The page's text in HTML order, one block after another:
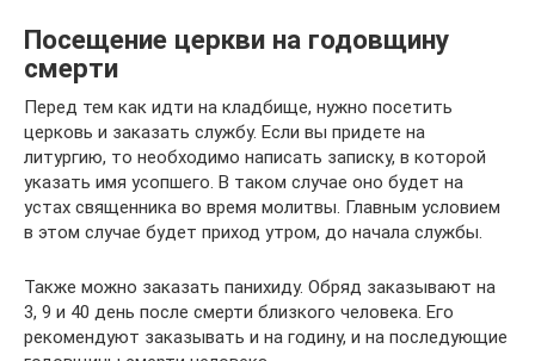
Посещение церкви на годовщину
смерти
Перед тем как идти на кладбище, нужно посетить
церковь и заказать службу. Если вы придете на
литургию, то необходимо написать записку, в которой
указать имя усопшего. В таком случае оно будет на
устах священника во время молитвы. Главным условием
в этом случае будет приход утром, до начала службы.
Также можно заказать панихиду. Обряд заказывают на
3, 9 и 40 день после смерти близкого человека. Его
рекомендуют заказывать и на годину, и на последующие